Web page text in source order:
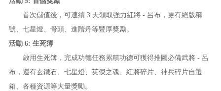
首次儲值後，可連續 3 天領取強力紅將 - 呂布，更有絕版稱
號、七星燈、骨頭、進階丹等豐厚獎勵。
活動 6: 生死簿
啟用生死簿，完成功德任務累積功德可獲得推圖必備武將 - 呂
布，還有玄鐵石、七星燈、英傑之魂、紅將碎片、神兵碎片自選
箱、各種資源等大量獎勵。